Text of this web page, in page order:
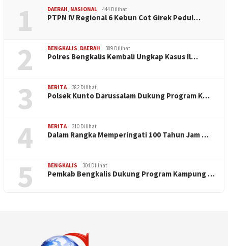
1 DAERAH NASIONAL 444 Dilihat
PTPN IV Regional 6 Kebun Cot Girek Pedul…
2 BENGKALIS DAERAH 389 Dilihat
Polres Bengkalis Kembali Ungkap Kasus Il…
3 BERITA 382 Dilihat
Polsek Kunto Darussalam Dukung Program K…
4 BERITA 310 Dilihat
Dalam Rangka Memperingati 100 Tahun Jam …
5 BENGKALIS 304 Dilihat
Pemkab Bengkalis Dukung Program Kampung …